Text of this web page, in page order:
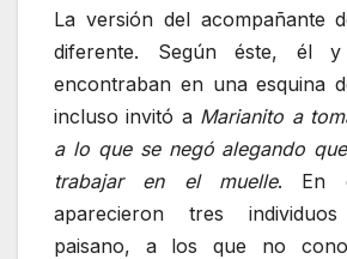
La versión del acompañante
diferente. Según éste, él y
encontraban en una esquina
incluso invitó a Marianito a
a lo que se negó alegando
trabajar en el muelle. En
aparecieron tres
paisano, a los que no